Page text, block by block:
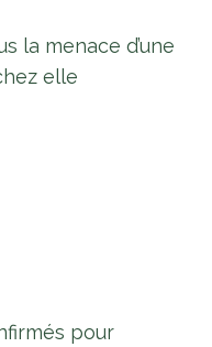
la menace d’une
elle
pour